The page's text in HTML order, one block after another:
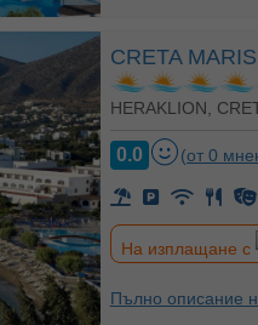
CRETA
HERAKLION,
0.0 (от 0
На изплащане с
Пълно описание